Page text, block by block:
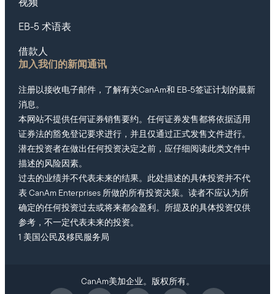
视频
EB-5 术语表
借款人
加入我们的新闻通讯
注册以接收电子邮件，了解有关CanAm和 EB-5签证计划的最新
消息。
本网站不提供任何证券销售要约。任何证券发售都将依据适用
证券法的豁免登记要求进行，并且仅通过正式发售文件进行。
潜在投资者在做出任何投资决定之前，应仔细阅读此类文件中
描述的风险因素。
过去的业绩并不代表未来的结果。此处描述的具体投资并不代
表 CanAm Enterprises 所做的所有投资决策。读者不应认为所
确定的任何投资过去或将来都会盈利。所提及的具体投资仅供
参考，不一定代表未来的投资。
1 美国公民及移民服务局
CanAm美加企业。版权所有。